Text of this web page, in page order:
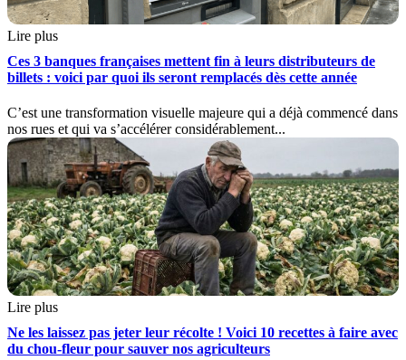
Lire plus
Ces 3 banques françaises mettent fin à leurs distributeurs de
billets : voici par quoi ils seront remplacés dès cette année
C’est une transformation visuelle majeure qui a déjà commencé dans
nos rues et qui va s’accélérer considérablement...
Lire plus
Ne les laissez pas jeter leur récolte ! Voici 10 recettes à faire avec
du chou-fleur pour sauver nos agriculteurs